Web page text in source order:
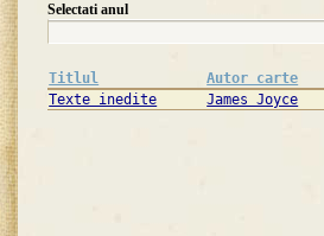
Selectati anul
Titlul
Autor carte
Texte inedite
James Joyce